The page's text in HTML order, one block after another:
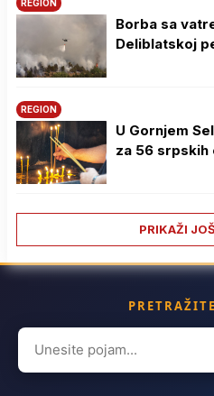
REGION
Borba sa
Deliblatskoj
REGION
U Gornjem
za 56 srpskih
PRIKAŽI
Search
for: